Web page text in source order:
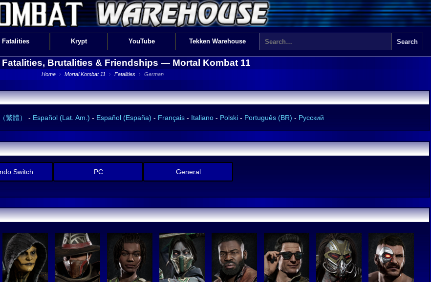
Fatalities Krypt YouTube Tekken Warehouse
Brutalities & Friendships — Mortal Kombat 11
Home › Mortal Kombat 11 › Fatalities › German
繁體） - Español (Lat. Am.) - Español (España) - Français- Italiano- Polski- Português (BR) - Русский
Switch PC General